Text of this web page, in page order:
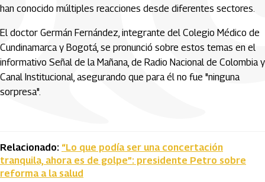
han conocido múltiples reacciones desde diferentes sectores.
El doctor Germán Fernández, integrante del Colegio Médico de
Cundinamarca y Bogotá, se pronunció sobre estos temas en el
informativo Señal de la Mañana, de Radio Nacional de Colombia y
Canal Institucional, asegurando que para él no fue "ninguna
sorpresa".
Relacionado: “Lo que podía ser una concertación
tranquila, ahora es de golpe”: presidente Petro sobre
reforma a la salud